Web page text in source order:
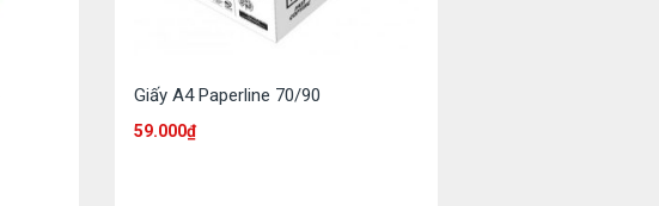
Giấy A4 Paperline 70/90
59.000₫